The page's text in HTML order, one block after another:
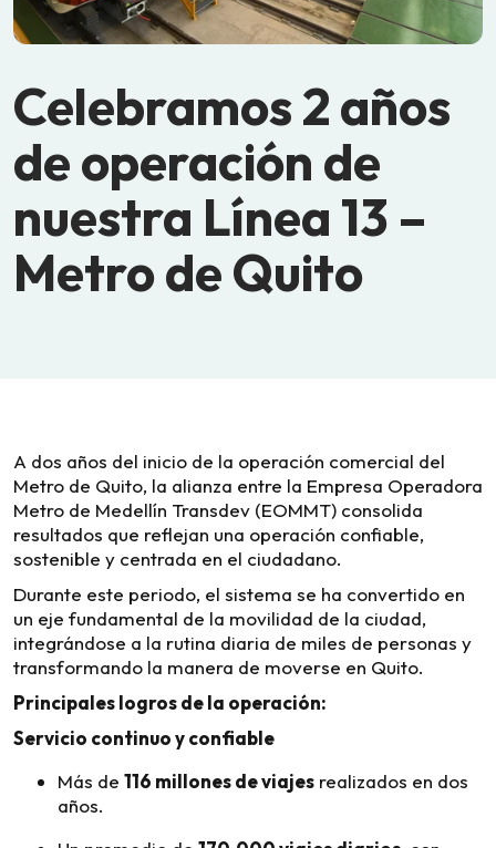
Celebramos 2 años
de operación de
nuestra Línea 13 –
Metro de Quito
A dos años del inicio de la operación comercial del
Metro de Quito, la alianza entre la Empresa Operadora
Metro de Medellín Transdev (EOMMT) consolida
resultados que reflejan una operación confiable,
sostenible y centrada en el ciudadano.
Durante este periodo, el sistema se ha convertido en
un eje fundamental de la movilidad de la ciudad,
integrándose a la rutina diaria de miles de personas y
transformando la manera de moverse en Quito.
Principales logros de la operación:
Servicio continuo y confiable
Más de 116 millones de viajes realizados en dos
años.